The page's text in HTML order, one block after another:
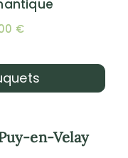
€
en-Velay